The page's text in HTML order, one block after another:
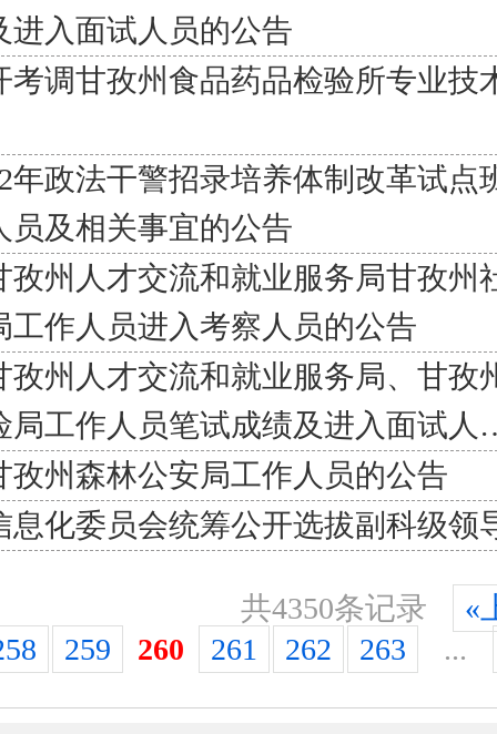
进入面试人员的公告
考调甘孜州食品药品检验所专业技
年政法干警招录培养体制改革试点
员及相关事宜的公告
孜州人才交流和就业服务局甘孜州
工作人员进入考察人员的公告
孜州人才交流和就业服务局、甘孜
局工作人员笔试成绩及进入面试
孜州森林公安局工作人员的公告
息化委员会统筹公开选拔副科级领
共4350条记录
«
259 260 261 262 263 ...